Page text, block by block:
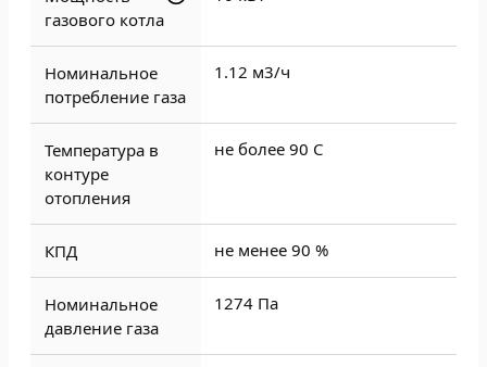
газового котла
Номинальное
потребление газа
1.12 м3/ч
Температура в
контуре
отопления
не более 90 С
КПД не менее 90 %
Номинальное
давление газа
1274 Па